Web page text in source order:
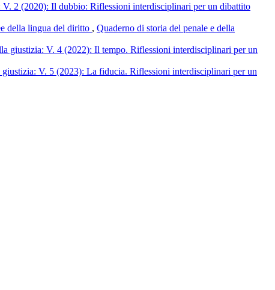
V. 2 (2020): Il dubbio: Riflessioni interdisciplinari per un dibattito
della lingua del diritto , Quaderno di storia del penale e della
giustizia: V. 4 (2022): Il tempo. Riflessioni interdisciplinari per un
giustizia: V. 5 (2023): La fiducia. Riflessioni interdisciplinari per un